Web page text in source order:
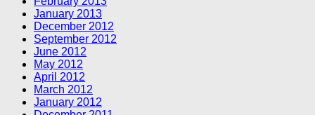
January 2013
December 2012
September 2012
June 2012
May 2012
April 2012
March 2012
January 2012